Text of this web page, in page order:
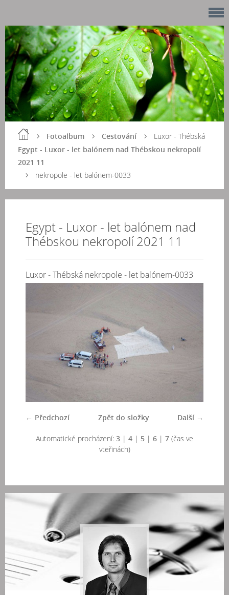
Fotoalbum
Cestování
Egypt - Luxor - let balónem nad Thébskou nekropolí
2021 11
Luxor - Thébská
nekropole - let balónem-0033
Egypt - Luxor - let balónem nad
Thébskou nekropolí 2021 11
Luxor - Thébská nekropole - let balónem-0033
← Předchozí Další →
Zpět do složky
Automatické procházení: 3 | 4 | 5 | 6 | 7 (čas ve
vteřinách)